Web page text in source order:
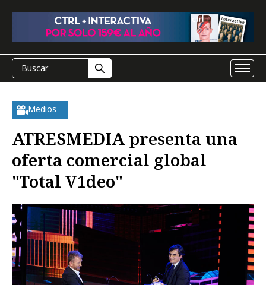
Medios
ATRESMEDIA presenta una
oferta comercial global
"Total V1deo"